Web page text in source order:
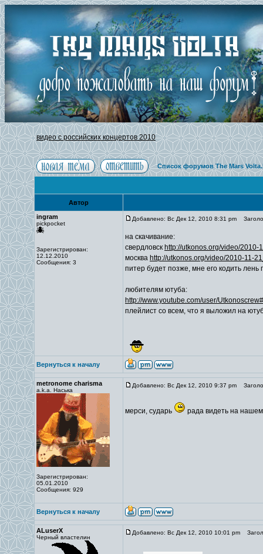
видео с российских концертов 2010
Список форумов The Mars
Автор
ingram
pickpocket
Зарегистрирован:
12.12.2010
Сообщения: 3
Добавлено: Вс Дек 12, 2010 8:31 pm
на скачивание:
свердловск http://utkonos.org/video/
москва http://utkonos.org/video/2010-11-
питер будет позже, мне его кодить лень
любителям ютуба:
http://www.youtube.com/user/
плейлист со всем, что я выложил на
Вернуться к началу
metronome charisma
a.k.a. Наська
Зарегистрирован:
05.01.2010
Сообщения: 929
Добавлено: Вс Дек 12, 2010 9:37 pm
мерси, сударь рада видеть на
Вернуться к началу
ALuserX
Черный властелин
Добавлено: Вс Дек 12, 2010 10:01 pm